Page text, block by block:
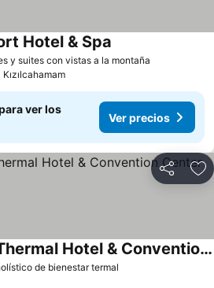
y suites con vistas a la montaña
Hotel & Spa
Kızılcahamam
ver los
Ver precios
Compartir
de bienestar termal
Armada Grannos Thermal Hotel & Convention Center